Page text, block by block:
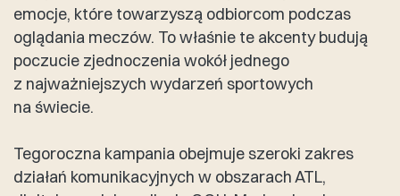
emocje, które towarzyszą odbiorcom podczas
oglądania meczów. To właśnie te akcenty budują
poczucie zjednoczenia wokół jednego
z najważniejszych wydarzeń sportowych
na świecie.
Tegoroczna kampania obejmuje szeroki zakres
działań komunikacyjnych w obszarach ATL,